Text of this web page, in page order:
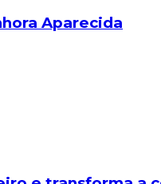
Aparecida